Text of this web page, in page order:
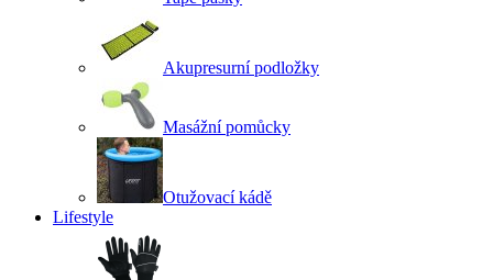
Akupresurní podložky
Masážní pomůcky
Otužovací kádě
Lifestyle